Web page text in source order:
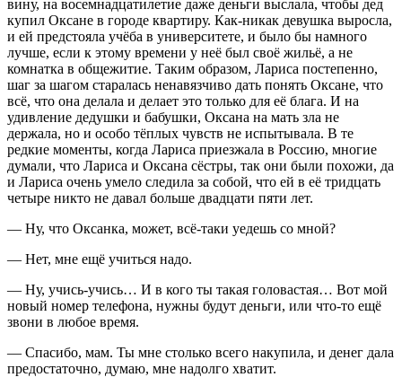
вину, на восемнадцатилетие даже деньги выслала, чтобы дед
купил Оксане в городе квартиру. Как-никак девушка выросла,
и ей предстояла учёба в университете, и было бы намного
лучше, если к этому времени у неё был своё жильё, а не
комнатка в общежитие. Таким образом, Лариса постепенно,
шаг за шагом старалась ненавязчиво дать понять Оксане, что
всё, что она делала и делает это только для её блага. И на
удивление дедушки и бабушки, Оксана на мать зла не
держала, но и особо тёплых чувств не испытывала. В те
редкие моменты, когда Лариса приезжала в Россию, многие
думали, что Лариса и Оксана сёстры, так они были похожи, да
и Лариса очень умело следила за собой, что ей в её тридцать
четыре никто не давал больше двадцати пяти лет.
— Ну, что Оксанка, может, всё-таки уедешь со мной?
— Нет, мне ещё учиться надо.
— Ну, учись-учись… И в кого ты такая головастая… Вот мой
новый номер телефона, нужны будут деньги, или что-то ещё
звони в любое время.
— Спасибо, мам. Ты мне столько всего накупила, и денег дала
предостаточно, думаю, мне надолго хватит.